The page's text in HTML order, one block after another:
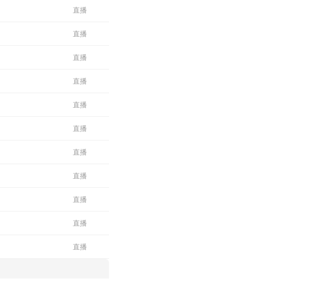
直播
直播
直播
直播
直播
直播
直播
直播
直播
直播
直播